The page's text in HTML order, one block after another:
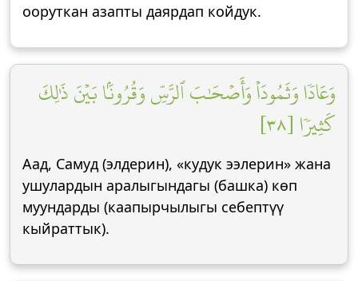
ооруткан азапты даярдап койдук.
وَعَادٗا وَثَمُودَاْ وَأَصۡحَٰبَ ٱلرَّسِّ وَقُرُونَۢا بَيۡنَ ذَٰلِكَ
كَثِيرٗا [٣٨]
Аад, Самуд (элдерин), «кудук ээлерин» жана
ушулардын аралыгындагы (башка) көп
муундарды (каапырчылыгы себептүү
кыйраттык).